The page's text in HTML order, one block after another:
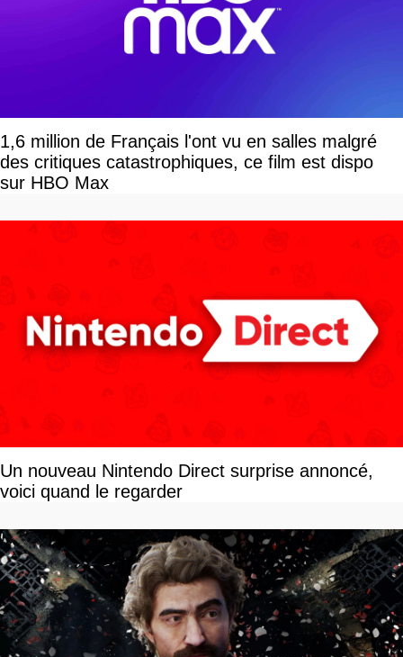
1,6 million de Français l'ont vu en salles malgré
des critiques catastrophiques, ce film est dispo
sur HBO Max
Un nouveau Nintendo Direct surprise annoncé,
voici quand le regarder